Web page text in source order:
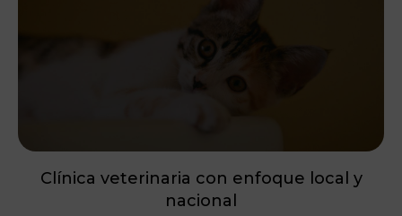
Marketing 360 para empresa de eventos